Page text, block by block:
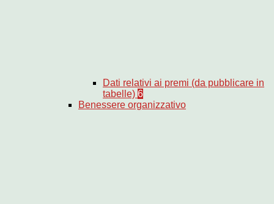
Dati relativi ai premi (da pubblicare in
tabelle) 6
Benessere organizzativo